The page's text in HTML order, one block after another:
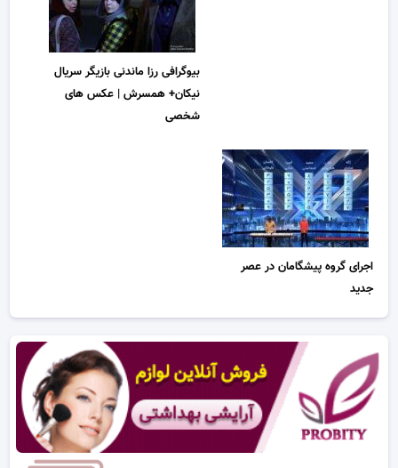
بیوگرافی رزا ماندنی بازیگر سریال
نیکان+ همسرش | عکس های
شخصی
اجرای گروه پیشگامان در عصر
جدید